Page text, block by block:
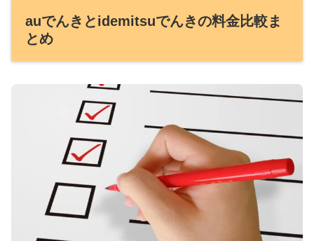
auでんきとidemitsuでんきの料金比較ま
とめ